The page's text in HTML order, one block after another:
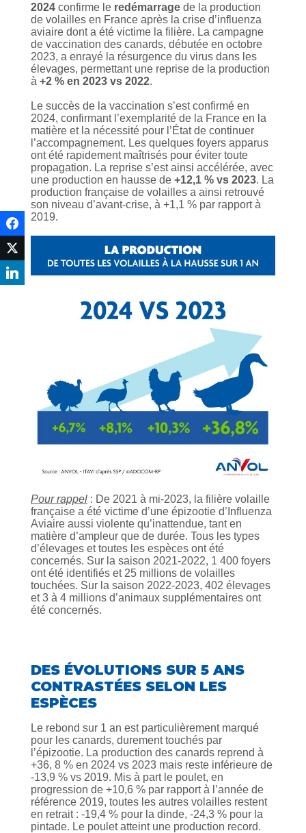
2024 confirme le redémarrage de la production
de volailles en France après la crise d’influenza
aviaire dont a été victime la filière. La campagne
de vaccination des canards, débutée en octobre
2023, a enrayé la résurgence du virus dans les
élevages, permettant une reprise de la production
à +2 % en 2023 vs 2022.
Le succès de la vaccination s’est confirmé en
2024, confirmant l’exemplarité de la France en la
matière et la nécessité pour l’État de continuer
l’accompagnement. Les quelques foyers apparus
ont été rapidement maîtrisés pour éviter toute
propagation. La reprise s’est ainsi accélérée, avec
une production en hausse de +12,1 % vs 2023. La
production française de volailles a ainsi retrouvé
son niveau d’avant-crise, à +1,1 % par rapport à
2019.
Pour rappel : De 2021 à mi-2023, la filière volaille
française a été victime d’une épizootie d’Influenza
Aviaire aussi violente qu’inattendue, tant en
matière d’ampleur que de durée. Tous les types
d’élevages et toutes les espèces ont été
concernés. Sur la saison 2021-2022, 1 400 foyers
ont été identifiés et 25 millions de volailles
touchées. Sur la saison 2022-2023, 402 élevages
et 3 à 4 millions d’animaux supplémentaires ont
été concernés.
DES ÉVOLUTIONS SUR 5 ANS
CONTRASTÉES SELON LES
ESPÈCES
Le rebond sur 1 an est particulièrement marqué
pour les canards, durement touchés par
l’épizootie. La production des canards reprend à
+36, 8 % en 2024 vs 2023 mais reste inférieure de
-13,9 % vs 2019. Mis à part le poulet, en
progression de +10,6 % par rapport à l’année de
référence 2019, toutes les autres volailles restent
en retrait : -19,4 % pour la dinde, -24,3 % pour la
pintade. Le poulet atteint une production record.